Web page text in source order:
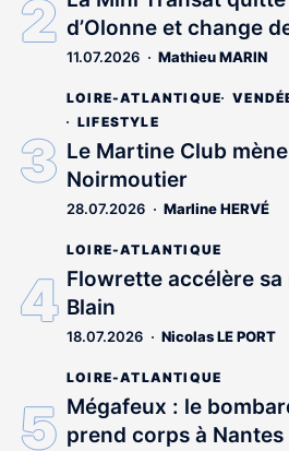
d’Olonne et change
11.07.2026 Mathieu MARIN
LOIRE-ATLANTIQUE
LIFESTYLE
Le Martine Club
Noirmoutier
28.07.2026 Marline HERVÉ
LOIRE-ATLANTIQUE
Flowrette accélère
Blain
18.07.2026 Nicolas LE PORT
LOIRE-ATLANTIQUE
Mégafeux : le
prend corps à Nantes